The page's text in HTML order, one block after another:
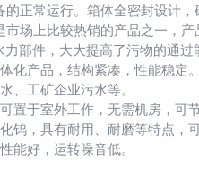
正常运行。箱体全密封设计，
场上比较热销的产品之一，产
件，大大提高了污物的通过
产品，结构紧凑，性能稳定。
工矿企业污水等。
于室外工作，无需机房，可节
，具有耐用、耐磨等特点，可
好，运转噪音低。